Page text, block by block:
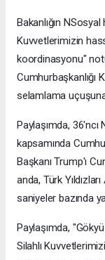
Bakanlığın NSosyal
Kuvvetlerimizin
koordinasyonu"
Cumhurbaşkanlığı
selamlama
Paylaşımda,
kapsamında
Başkanı Trump'ı
anda, Türk
saniyeler bazında
Paylaşımda,
Silahlı